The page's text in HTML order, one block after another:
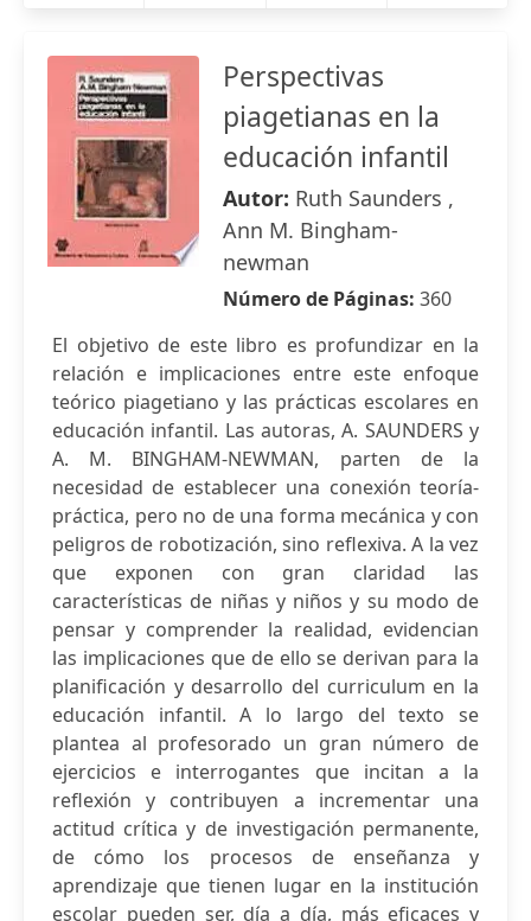
Perspectivas
piagetianas en la
educación infantil
Autor: Ruth Saunders ,
Ann M. Bingham-
newman
Número de Páginas: 360
El objetivo de este libro es profundizar en la
relación e implicaciones entre este enfoque
teórico piagetiano y las prácticas escolares en
educación infantil. Las autoras, A. SAUNDERS y
A. M. BINGHAM-NEWMAN, parten de la
necesidad de establecer una conexión teoría-
práctica, pero no de una forma mecánica y con
peligros de robotización, sino reflexiva. A la vez
que exponen con gran claridad las
características de niñas y niños y su modo de
pensar y comprender la realidad, evidencian
las implicaciones que de ello se derivan para la
planificación y desarrollo del curriculum en la
educación infantil. A lo largo del texto se
plantea al profesorado un gran número de
ejercicios e interrogantes que incitan a la
reflexión y contribuyen a incrementar una
actitud crítica y de investigación permanente,
de cómo los procesos de enseñanza y
aprendizaje que tienen lugar en la institución
escolar pueden ser, día a día, más eficaces y